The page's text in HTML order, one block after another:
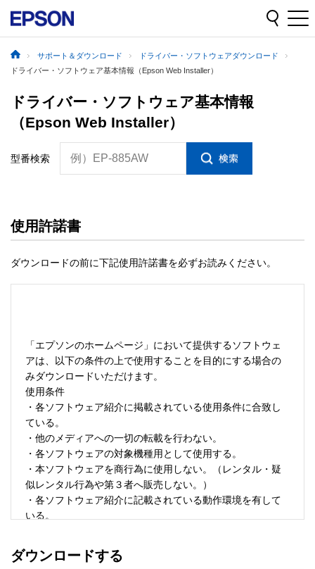
サポート＆ダウンロード
ドライバー・ソフトウェアダウンロード
ドライバー・ソフトウェア基本情報（Epson Web Installer）
ドライバー・ソフトウェア基本情報
（Epson Web Installer）
型番検索 例）EP-885AW
使用許諾書
ダウンロードの前に下記使用許諾書を必ずお読みください。
「エプソンのホームページ」において提供するソフトウェ
アは、以下の条件の上で使用することを目的にする場合の
みダウンロードいただけます。
使用条件
・各ソフトウェア紹介に掲載されている使用条件に合致し
ている。
・他のメディアへの一切の転載を行わない。
・各ソフトウェアの対象機種用として使用する。
・本ソフトウェアを商行為に使用しない。（レンタル・疑
似レンタル行為や第３者へ販売しない。）
・各ソフトウェア紹介に記載されている動作環境を有して
いる。
・ソフトウェアを改変、またはリバースエンジニアリング
ダウンロードする